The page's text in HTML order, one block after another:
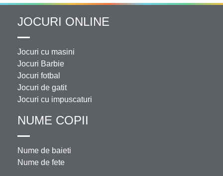
JOCURI ONLINE
Jocuri cu masini
Jocuri Barbie
Jocuri fotbal
Jocuri de gatit
Jocuri cu impuscaturi
NUME COPII
Nume de baieti
Nume de fete